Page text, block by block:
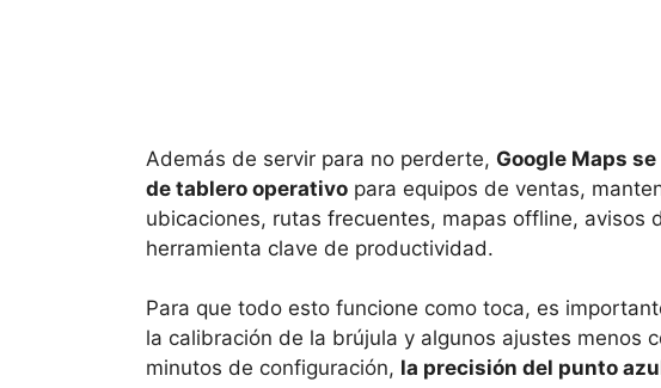
Además de servir para no perderte, Google Maps
de tablero operativo para equipos de ventas,
ubicaciones, rutas frecuentes, mapas offline, avisos
herramienta clave de productividad.
Para que todo esto funcione como toca, es
la calibración de la brújula y algunos ajustes menos
minutos de configuración, la precisión del punto